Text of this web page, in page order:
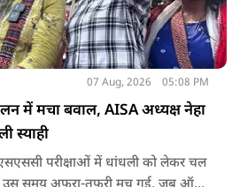
07 Aug, 2026 05:08 PM
में मचा बवाल, AISA अध्यक्ष नेहा
स्याही
परीक्षाओं में धांधली को लेकर चल